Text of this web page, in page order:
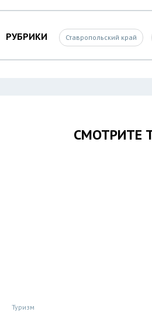
РУБРИКИ Ставропольский край
СМОТРИТЕ
Туризм